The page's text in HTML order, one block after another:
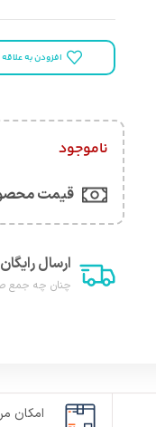
افزودن به
ناموجود
قیمت
ارسال رایگان
چنان چه جمع صورت حساب شما بالای ۵۰۰
امکان